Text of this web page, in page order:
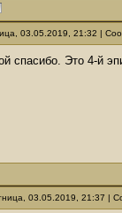
03.05.2019, 21:32 |
спасибо. Это 4-й
03.05.2019, 21:37 |